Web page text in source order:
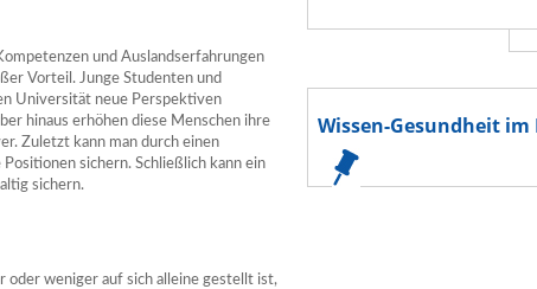
und Auslandserfahrungen
Vorteil. Junge Studenten und
Universität neue Perspektiven
hinaus erhöhen diese Menschen ihre
Zuletzt kann man durch einen
sichern. Schließlich kann ein
sichern.
oder weniger auf sich alleine gestellt ist,
Wissen-Gesundheit im